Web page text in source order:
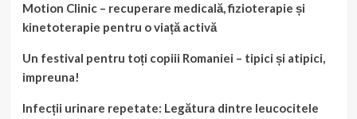
Motion Clinic – recuperare medicală, fizioterapie și
kinetoterapie pentru o viață activă
Un festival pentru toți copiii Romaniei – tipici și atipici,
impreuna!
Infecții urinare repetate: Legătura dintre leucocitele